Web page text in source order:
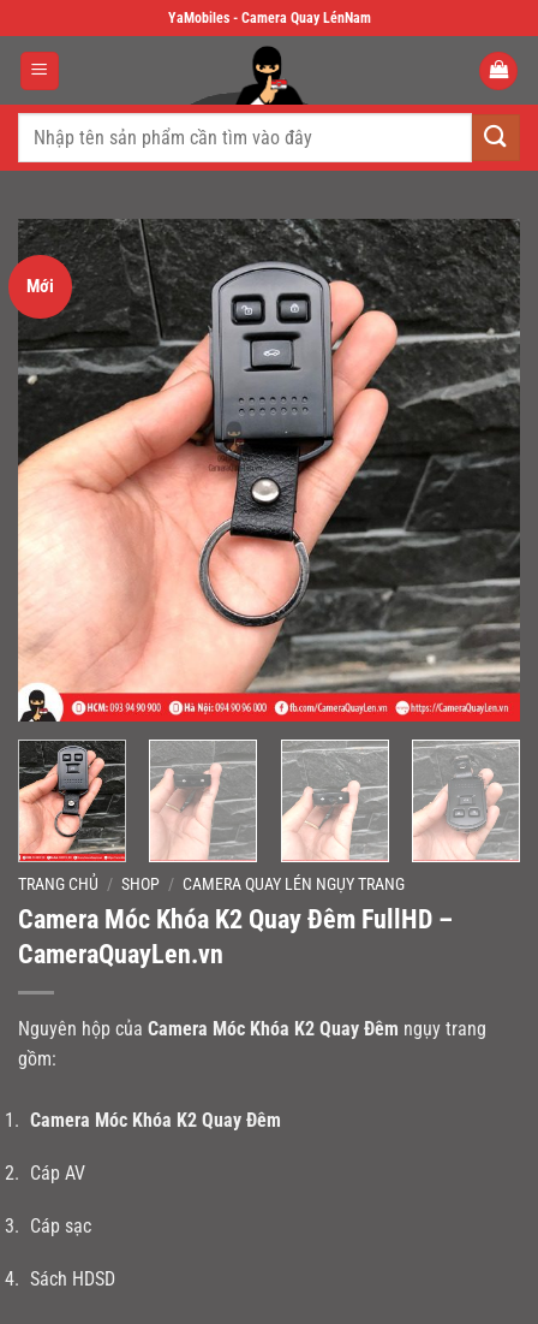
to
content
YaMobiles - Camera Quay LénNam
Tìm
Mới
TRANG CHỦ / SHOP / CAMERA QUAY LÉN NGỤY TRANG
Camera Móc Khóa K2 Quay Đêm FullHD –
CameraQuayLen.vn
Nguyên hộp của Camera Móc Khóa K2 Quay Đêm ngụy trang
gồm:
Camera Móc Khóa K2 Quay Đêm
Cáp AV
Cáp sạc
Sách HDSD